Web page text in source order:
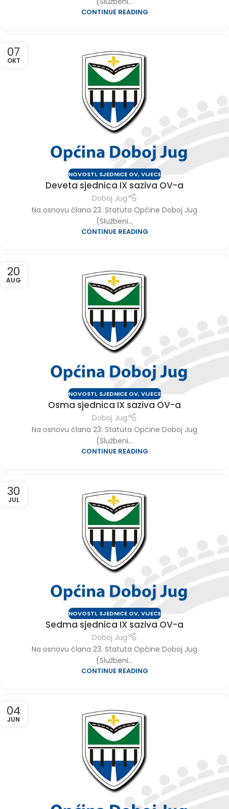
CONTINUE READING
07
OKT
NOVOSTI, SJEDNICE OV,VIJECE
Deveta sjednica IX saziva OV-a
Doboj Jug
Na osnovu člana 23. Statuta Općine Doboj Jug
(Službeni...
CONTINUE READING
20
AUG
NOVOSTI, SJEDNICE OV,VIJECE
Osma sjednica IX saziva OV-a
Doboj Jug
Na osnovu člana 23. Statuta Općine Doboj Jug
(Službeni...
CONTINUE READING
30
JUL
NOVOSTI, SJEDNICE OV,VIJECE
Sedma sjednica IX saziva OV-a
Doboj Jug
Na osnovu člana 23. Statuta Općine Doboj Jug
(Službeni...
CONTINUE READING
04
JUN